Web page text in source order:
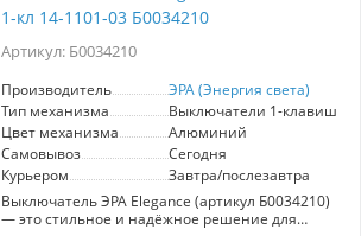
1-кл 14-1101-03 Б0034210
Артикул: Б0034210
Производитель
ЭРА (Энергия света)
Тип механизма
Выключатели 1-
Цвет механизма
Алюминий
Самовывоз
Сегодня
Курьером
Завтра/послезавтра
Выключатель ЭРА Elegance (артикул Б0034210)
— это стильное и надёжное решение для